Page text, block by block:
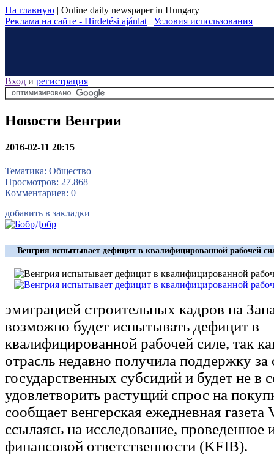
На главную | Online daily newspaper in Hungary
Реклама на сайте - Hirdetési ajánlat | Условия использования
Вход и регистрация
Новости Венгрии
2016-02-11 20:15
Тематика: Общество
Просмотров: 27.868
Комментариев: 0
добавить в закладки
Венгрия испытывает дефицит в квалифицированной рабочей
эмиграцией строительных кадров на
возможно будет испытывать дефицит в
квалифицированной рабочей силе, так
отрасль недавно получила поддержку за
государственных субсидий и будет не в
удовлетворить растущий спрос на
сообщает венгерская ежедневная газета
ссылаясь на исследование, проведенное
финансовой ответственности (KFIB).